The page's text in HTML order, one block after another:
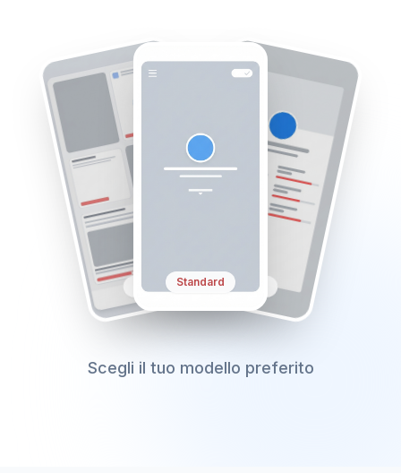
Simple Profile
Standard
Scegli il tuo modello preferito